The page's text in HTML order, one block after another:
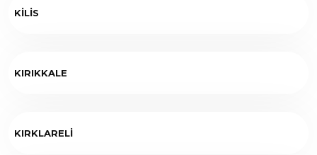
KİLİS
KIRIKKALE
KIRKLARELİ